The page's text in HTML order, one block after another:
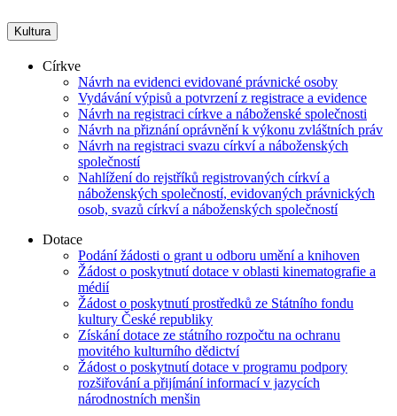
Kultura
Církve
Návrh na evidenci evidované právnické osoby
Vydávání výpisů a potvrzení z registrace a evidence
Návrh na registraci církve a náboženské společnosti
Návrh na přiznání oprávnění k výkonu zvláštních práv
Návrh na registraci svazu církví a náboženských
společností
Nahlížení do rejstříků registrovaných církví a
náboženských společností, evidovaných právnických
osob, svazů církví a náboženských společností
Dotace
Podání žádosti o grant u odboru umění a knihoven
Žádost o poskytnutí dotace v oblasti kinematografie a
médií
Žádost o poskytnutí prostředků ze Státního fondu
kultury České republiky
Získání dotace ze státního rozpočtu na ochranu
movitého kulturního dědictví
Žádost o poskytnutí dotace v programu podpory
rozšiřování a přijímání informací v jazycích
národnostních menšin